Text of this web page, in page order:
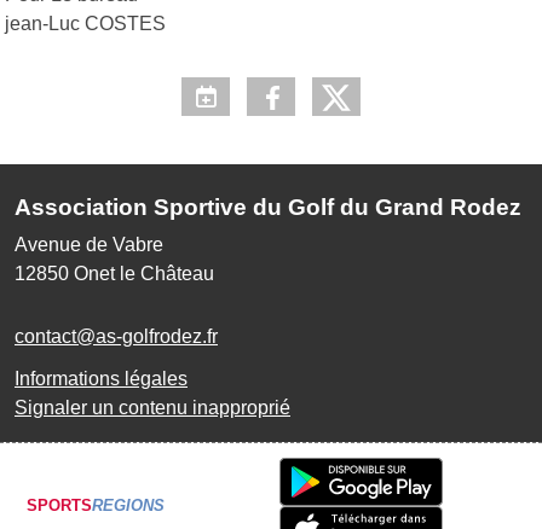
jean-Luc COSTES
Association Sportive du Golf du Grand Rodez
Avenue de Vabre
12850 Onet le Château
contact@as-golfrodez.fr
Informations légales
Signaler un contenu inapproprié
SPORTSREGIONS